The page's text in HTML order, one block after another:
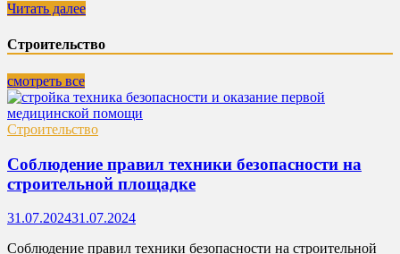
Читать далее
Строительство
смотреть все
Строительство
Соблюдение правил техники безопасности на
строительной площадке
31.07.202431.07.2024
Соблюдение правил техники безопасности на строительной